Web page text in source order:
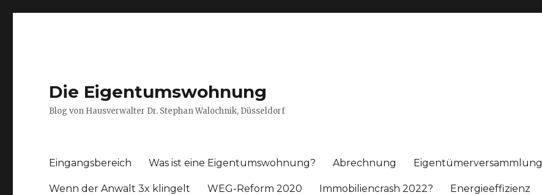
Die Eigentumswohnung
Blog von Hausverwalter Dr. Stephan Walochnik, Düsseldorf
Eingangsbereich Was ist eine Eigentumswohnung? Abrechnung Eigentümerversammlung
Wenn der Anwalt 3x klingelt WEG-Reform 2020 Immobiliencrash 2022? Energieeffizienz